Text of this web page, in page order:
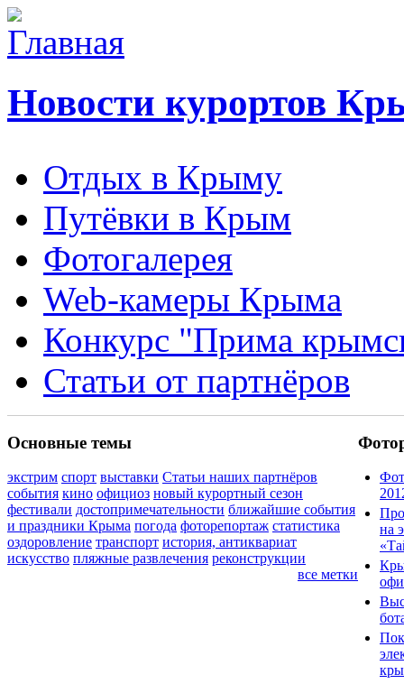
Новости курортов
Отдых в Крыму
Путёвки в Крым
Фотогалерея
Web-камеры Крыма
Конкурс "Прима
Статьи от партнёров
Основные темы
экстрим спорт выставки Статьи наших партнёров
события кино официоз новый курортный сезон
фестивали достопримечательности ближайшие события
и праздники Крыма погода фоторепортаж статистика
оздоровление транспорт история, антиквариат
искусство пляжные развлечения реконструкции
все метки
на